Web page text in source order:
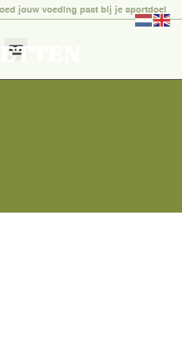
jouw voeding past bij je sportdoel